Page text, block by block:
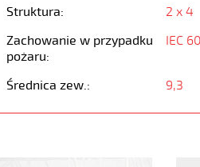
Struktura:
2 x 4
Zachowanie w przypadku
pożaru:
IEC
Średnica zew.: 9,3